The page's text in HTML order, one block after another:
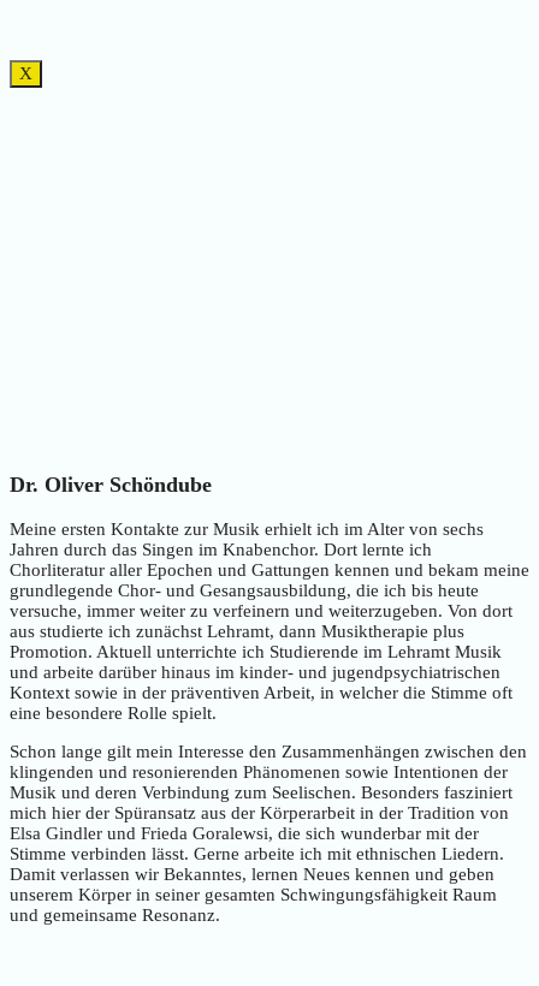
X
Dr. Oliver Schöndube
Meine ersten Kontakte zur Musik erhielt ich im Alter von sechs
Jahren durch das Singen im Knabenchor. Dort lernte ich
Chorliteratur aller Epochen und Gattungen kennen und bekam meine
grundlegende Chor- und Gesangsausbildung, die ich bis heute
versuche, immer weiter zu verfeinern und weiterzugeben. Von dort
aus studierte ich zunächst Lehramt, dann Musiktherapie plus
Promotion. Aktuell unterrichte ich Studierende im Lehramt Musik
und arbeite darüber hinaus im kinder- und jugendpsychiatrischen
Kontext sowie in der präventiven Arbeit, in welcher die Stimme oft
eine besondere Rolle spielt.
Schon lange gilt mein Interesse den Zusammenhängen zwischen den
klingenden und resonierenden Phänomenen sowie Intentionen der
Musik und deren Verbindung zum Seelischen. Besonders fasziniert
mich hier der Spüransatz aus der Körperarbeit in der Tradition von
Elsa Gindler und Frieda Goralewsi, die sich wunderbar mit der
Stimme verbinden lässt. Gerne arbeite ich mit ethnischen Liedern.
Damit verlassen wir Bekanntes, lernen Neues kennen und geben
unserem Körper in seiner gesamten Schwingungsfähigkeit Raum
und gemeinsame Resonanz.